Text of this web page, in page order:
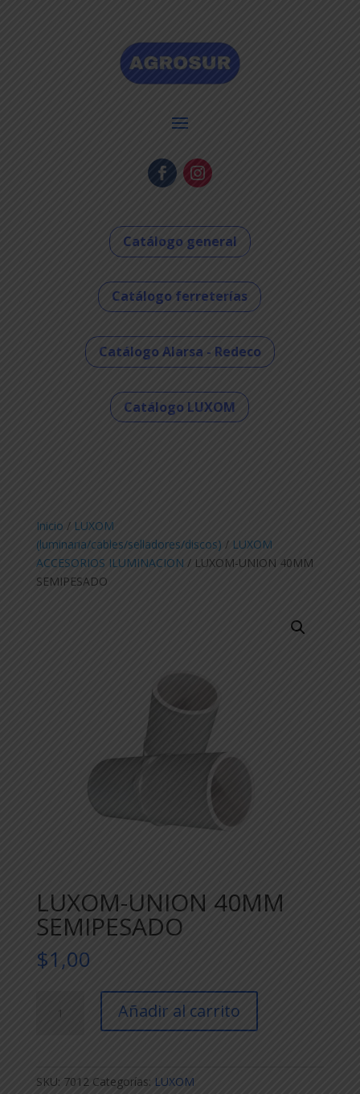
Catálogo general
Catálogo ferreterías
Catálogo Alarsa - Redeco
Catálogo LUXOM
Inicio / LUXOM
(luminaria/cables/selladores/discos) / LUXOM
ACCESORIOS ILUMINACION / LUXOM-UNION 40MM
SEMIPESADO
LUXOM-UNION 40MM
SEMIPESADO
$1,00
UNION
Añadir al carrito
SKU: 7012 Categorías: LUXOM